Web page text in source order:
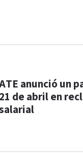
anunció un
21 de abril en